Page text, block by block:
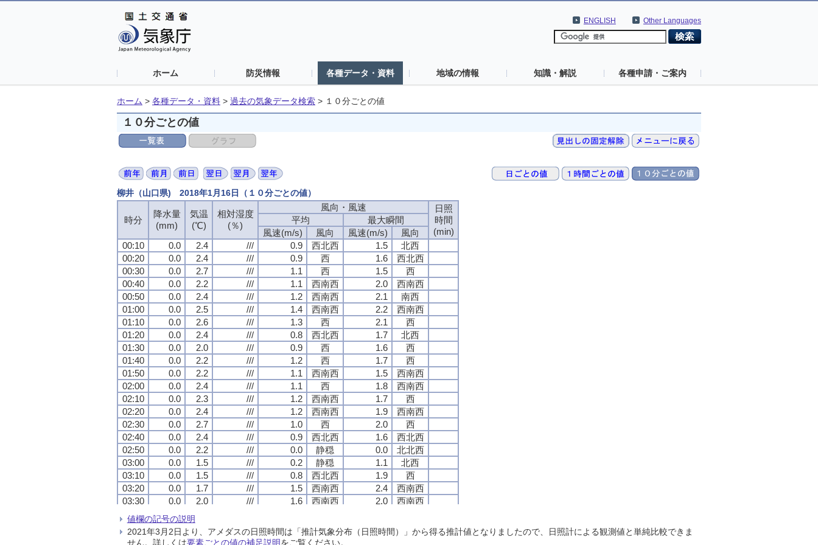
Other Languages
ENGLISH
ホーム 防災情報 各種データ・資料 地域の情報 知識・解説 各種申請・ご案内
ホーム > 各種データ・資料 > 過去の気象データ検索 > １０分ごとの値
１０分ごとの値
柳井（山口県) 2018年1月16日（１０分ごとの値）
時分
降水量
(mm)
気温
(℃)
相対湿度
(％)
風向・風速
日照
時間
(min)
平均
最大瞬間
風速(m/s)
風向 風速(m/s)
風向
00:10
0.0 2.4 /// 0.9 西北西 1.5
北西
00:20
0.0 2.4 /// 0.9 西 1.6
西北西
00:30
0.0 2.7 /// 1.1 西 1.5
西
00:40
0.0 2.2 /// 1.1 西南西 2.0
西南西
00:50
0.0 2.4 /// 1.2 西南西 2.1
南西
01:00
0.0 2.5 /// 1.4 西南西 2.2
西南西
01:10
0.0 2.6 /// 1.3 西 2.1
西
01:20
0.0 2.4 /// 0.8 西北西 1.7
北西
01:30
0.0 2.0 /// 0.9 西 1.6
西
01:40
0.0 2.2 /// 1.2 西 1.7
西
01:50
0.0 2.2 /// 1.1 西南西 1.5
西南西
02:00
0.0 2.4 /// 1.1 西 1.8
西南西
02:10
0.0 2.3 /// 1.2 西南西 1.7
西
02:20
0.0 2.4 /// 1.2 西南西 1.9
西南西
02:30
0.0 2.7 /// 1.0 西 2.0
西
02:40
0.0 2.4 /// 0.9 西北西 1.6
西北西
02:50
0.0 2.2 /// 0.0 静穏 0.0
北北西
03:00
0.0 1.5 /// 0.2 静穏 1.1
北西
03:10
0.0 1.5 /// 0.8 西北西 1.9
西
03:20
0.0 1.7 /// 1.5 西南西 2.4
西南西
03:30
0.0 2.0 /// 1.6 西南西 2.0
西南西
03:40
0.0
03:50
0.0 1.9 /// 1.0 西南西 1.7
西南西
04:00
0.0 1.9 /// 1.3 西南西 1.9 西南西
時分
降水量
(mm)
気温
(℃)
相対湿度
(％)
風向・風速
日照
時間
(min)
平均
最大瞬間
風速(m/s)
風向 風速(m/s)
風向
00:10
0.0 2.4 /// 0.9 西北西 1.5
北西
00:20
0.0 2.4 /// 0.9 西 1.6
西北西
00:30
0.0 2.7 /// 1.1 西 1.5
西
00:40
0.0 2.2 /// 1.1 西南西 2.0
西南西
00:50
0.0 2.4 /// 1.2 西南西 2.1
南西
01:00
0.0 2.5 /// 1.4 西南西 2.2
西南西
01:10
0.0 2.6 /// 1.3 西 2.1
西
01:20
0.0 2.4 /// 0.8 西北西 1.7
北西
01:30
0.0 2.0 /// 0.9 西 1.6
西
01:40
0.0 2.2 /// 1.2 西 1.7
西
01:50
0.0 2.2 /// 1.1 西南西 1.5
西南西
02:00
0.0 2.4 /// 1.1 西 1.8
西南西
02:10
0.0 2.3 /// 1.2 西南西 1.7
西
02:20
0.0 2.4 /// 1.2 西南西 1.9
西南西
02:30
0.0 2.7 /// 1.0 西 2.0
西
02:40
0.0 2.4 /// 0.9 西北西 1.6
西北西
02:50
0.0 2.2 /// 0.0 静穏 0.0
北北西
03:00
0.0 1.5 /// 0.2 静穏 1.1
北西
03:10
0.0 1.5 /// 0.8 西北西 1.9
西
03:20
0.0 1.7 /// 1.5 西南西 2.4
西南西
03:30
0.0 2.0 /// 1.6 西南西 2.0
西南西
03:40
0.0
03:50
0.0 1.9 /// 1.0 西南西 1.7
西南西
04:00
0.0 1.9 /// 1.3 西南西 1.9 西南西
時分
降水量
(mm)
気温
(℃)
相対湿度
(％)
風向・風速
日照
時間
(min)
平均
最大瞬間
風速(m/s)
風向 風速(m/s)
風向
00:10
0.0 2.4 /// 0.9 西北西 1.5
北西
00:20
0.0 2.4 /// 0.9 西 1.6
西北西
00:30
0.0 2.7 /// 1.1 西 1.5
西
00:40
0.0 2.2 /// 1.1 西南西 2.0
西南西
00:50
0.0 2.4 /// 1.2 西南西 2.1
南西
01:00
0.0 2.5 /// 1.4 西南西 2.2
西南西
01:10
0.0 2.6 /// 1.3 西 2.1
西
01:20
0.0 2.4 /// 0.8 西北西 1.7
北西
01:30
0.0 2.0 /// 0.9 西 1.6
西
01:40
0.0 2.2 /// 1.2 西 1.7
西
01:50
0.0 2.2 /// 1.1 西南西 1.5
西南西
02:00
0.0 2.4 /// 1.1 西 1.8
西南西
02:10
0.0 2.3 /// 1.2 西南西 1.7
西
02:20
0.0 2.4 /// 1.2 西南西 1.9
西南西
02:30
0.0 2.7 /// 1.0 西 2.0
西
02:40
0.0 2.4 /// 0.9 西北西 1.6
西北西
02:50
0.0 2.2 /// 0.0 静穏 0.0
北北西
03:00
0.0 1.5 /// 0.2 静穏 1.1
北西
03:10
0.0 1.5 /// 0.8 西北西 1.9
西
03:20
0.0 1.7 /// 1.5 西南西 2.4
西南西
03:30
0.0 2.0 /// 1.6 西南西 2.0
西南西
03:40
0.0
03:50
0.0 1.9 /// 1.0 西南西 1.7
西南西
04:00
0.0 1.9 /// 1.3 西南西 1.9 西南西
時分
降水量
(mm)
気温
(℃)
相対湿度
(％)
風向・風速
日照
時間
(min)
平均
最大瞬間
風速(m/s)
風向 風速(m/s)
風向
00:10
0.0 2.4 /// 0.9 西北西 1.5
北西
00:20
0.0 2.4 /// 0.9 西 1.6
西北西
00:30
0.0 2.7 /// 1.1 西 1.5
西
00:40
0.0 2.2 /// 1.1 西南西 2.0
西南西
00:50
0.0 2.4 /// 1.2 西南西 2.1
南西
01:00
0.0 2.5 /// 1.4 西南西 2.2
西南西
01:10
0.0 2.6 /// 1.3 西 2.1
西
01:20
0.0 2.4 /// 0.8 西北西 1.7
北西
01:30
0.0 2.0 /// 0.9 西 1.6
西
01:40
0.0 2.2 /// 1.2 西 1.7
西
01:50
0.0 2.2 /// 1.1 西南西 1.5
西南西
02:00
0.0 2.4 /// 1.1 西 1.8
西南西
02:10
0.0 2.3 /// 1.2 西南西 1.7
西
02:20
0.0 2.4 /// 1.2 西南西 1.9
西南西
02:30
0.0 2.7 /// 1.0 西 2.0
西
02:40
0.0 2.4 /// 0.9 西北西 1.6
西北西
02:50
0.0 2.2 /// 0.0 静穏 0.0
北北西
03:00
0.0 1.5 /// 0.2 静穏 1.1
北西
03:10
0.0 1.5 /// 0.8 西北西 1.9
西
03:20
0.0 1.7 /// 1.5 西南西 2.4
西南西
03:30
0.0 2.0 /// 1.6 西南西 2.0
西南西
03:40
0.0
03:50
0.0 1.9 /// 1.0 西南西 1.7
西南西
04:00
0.0 1.9 /// 1.3 西南西 1.9 西南西
値欄の記号の説明
2021年3月2日より、アメダスの日照時間は「推計気象分布（日照時間）」から得る推計値となりましたので、日照計による観測値と単純比較できま
せん。詳しくは要素ごとの値の補足説明をご覧ください。